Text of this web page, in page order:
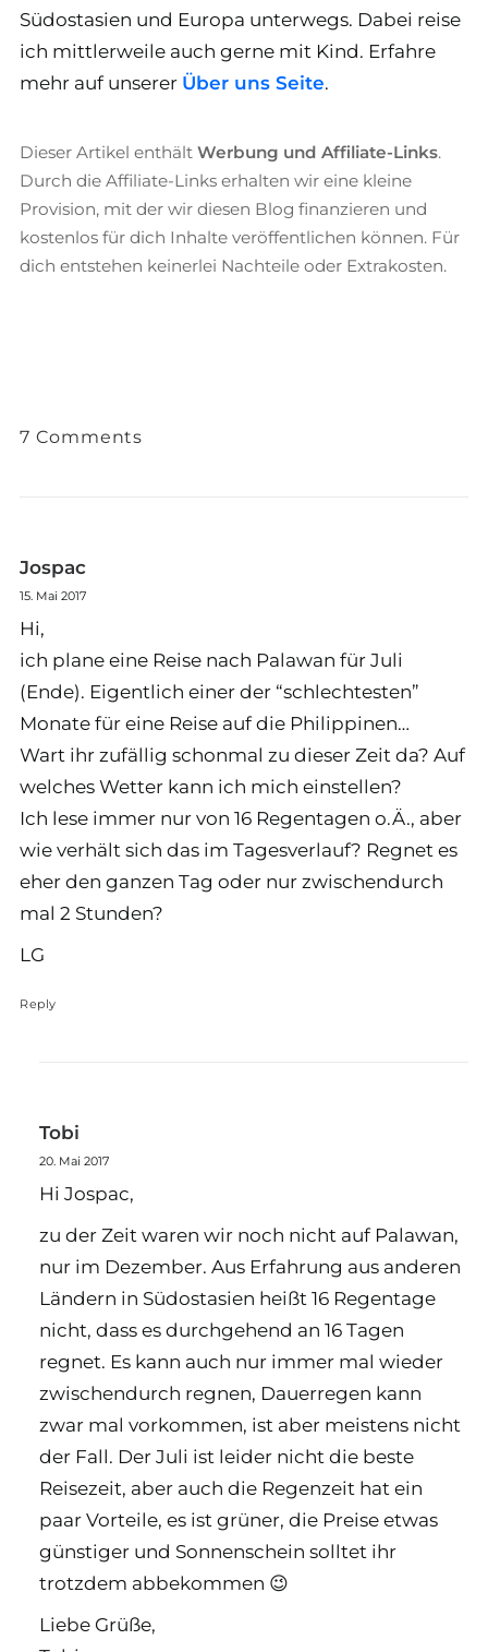
Südostasien und Europa unterwegs. Dabei reise
ich mittlerweile auch gerne mit Kind. Erfahre
mehr auf unserer Über uns Seite.
Dieser Artikel enthält Werbung und Affiliate-Links.
Durch die Affiliate-Links erhalten wir eine kleine
Provision, mit der wir diesen Blog finanzieren und
kostenlos für dich Inhalte veröffentlichen können. Für
dich entstehen keinerlei Nachteile oder Extrakosten.
7 Comments
Jospac
15. Mai 2017
Hi,
ich plane eine Reise nach Palawan für Juli
(Ende). Eigentlich einer der “schlechtesten”
Monate für eine Reise auf die Philippinen…
Wart ihr zufällig schonmal zu dieser Zeit da? Auf
welches Wetter kann ich mich einstellen?
Ich lese immer nur von 16 Regentagen o.Ä., aber
wie verhält sich das im Tagesverlauf? Regnet es
eher den ganzen Tag oder nur zwischendurch
mal 2 Stunden?
LG
Reply
Tobi
20. Mai 2017
Hi Jospac,
zu der Zeit waren wir noch nicht auf Palawan,
nur im Dezember. Aus Erfahrung aus anderen
Ländern in Südostasien heißt 16 Regentage
nicht, dass es durchgehend an 16 Tagen
regnet. Es kann auch nur immer mal wieder
zwischendurch regnen, Dauerregen kann
zwar mal vorkommen, ist aber meistens nicht
der Fall. Der Juli ist leider nicht die beste
Reisezeit, aber auch die Regenzeit hat ein
paar Vorteile, es ist grüner, die Preise etwas
günstiger und Sonnenschein solltet ihr
trotzdem abbekommen 😉
Liebe Grüße,